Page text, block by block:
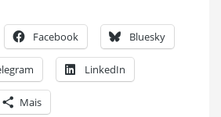
Facebook Bluesky
LinkedIn
Mais